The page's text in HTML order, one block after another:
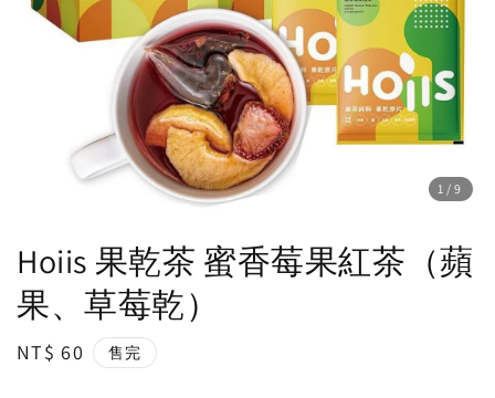
1 /9
Hoiis 果乾茶 蜜香莓果紅茶（蘋
果、草莓乾）
Regular
NT$ 60 售完